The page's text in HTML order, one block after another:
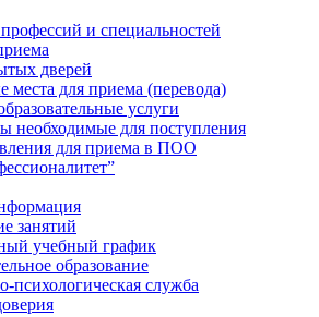
и специальностей
дверей
места для приема (перевода)
услуги
необходимые для поступления
для приема в ПОО
занятий
учебный график
образование
психологическая служба